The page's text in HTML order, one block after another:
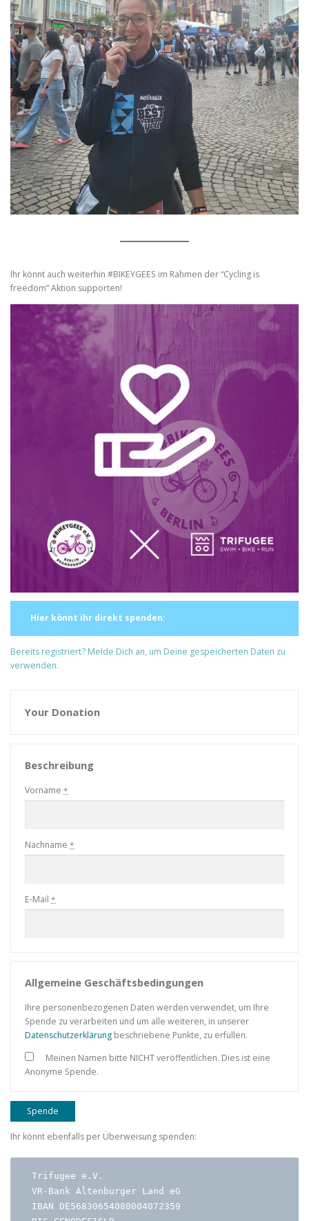
Ihr könnt auch weiterhin #BIKEYGEES im Rahmen der “Cycling is
freedom” Aktion supporten!
Hier könnt ihr direkt spenden:
Bereits registriert? Melde Dich an, um Deine gespeicherten Daten zu
verwenden.
Your Donation
Beschreibung
Vorname *
Nachname *
E-Mail *
Allgemeine Geschäftsbedingungen
Ihre personenbezogenen Daten werden verwendet, um Ihre
Spende zu verarbeiten und um alle weiteren, in unserer
Datenschutzerklärung beschriebene Punkte, zu erfüllen.
Meinen Namen bitte NICHT veröffentlichen. Dies ist eine
Anonyme Spende.
Spende
Ihr könnt ebenfalls per Überweisung spenden:
Trifugee e.V.
VR-Bank Altenburger Land eG
IBAN DE56830654080004072359